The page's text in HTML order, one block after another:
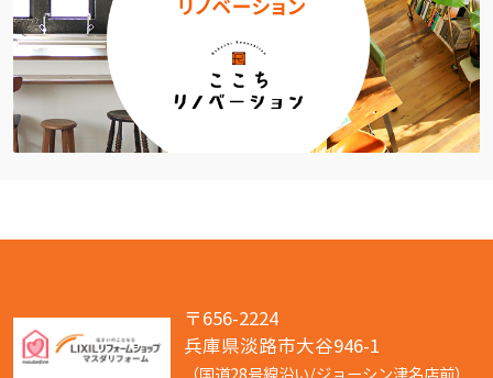
〒656-2224
兵庫県淡路市大谷946-1